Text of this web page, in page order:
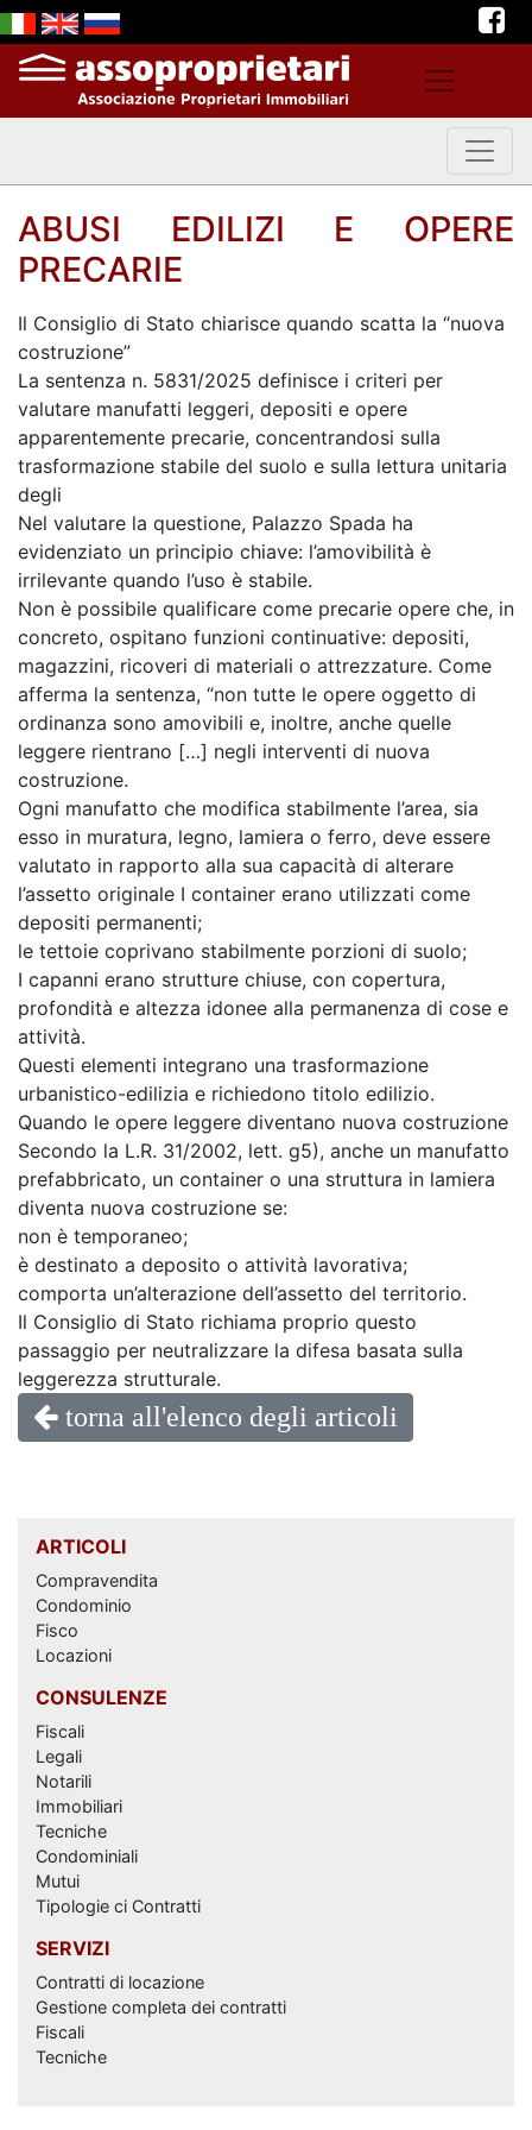
ABUSI EDILIZI E OPERE
PRECARIE
Il Consiglio di Stato chiarisce quando scatta la “nuova
costruzione”
La sentenza n. 5831/2025 definisce i criteri per
valutare manufatti leggeri, depositi e opere
apparentemente precarie, concentrandosi sulla
trasformazione stabile del suolo e sulla lettura unitaria
degli
Nel valutare la questione, Palazzo Spada ha
evidenziato un principio chiave: l’amovibilità è
irrilevante quando l’uso è stabile.
Non è possibile qualificare come precarie opere che, in
concreto, ospitano funzioni continuative: depositi,
magazzini, ricoveri di materiali o attrezzature. Come
afferma la sentenza, “non tutte le opere oggetto di
ordinanza sono amovibili e, inoltre, anche quelle
leggere rientrano […] negli interventi di nuova
costruzione.
Ogni manufatto che modifica stabilmente l’area, sia
esso in muratura, legno, lamiera o ferro, deve essere
valutato in rapporto alla sua capacità di alterare
l’assetto originale I container erano utilizzati come
depositi permanenti;
le tettoie coprivano stabilmente porzioni di suolo;
I capanni erano strutture chiuse, con copertura,
profondità e altezza idonee alla permanenza di cose e
attività.
Questi elementi integrano una trasformazione
urbanistico-edilizia e richiedono titolo edilizio.
Quando le opere leggere diventano nuova costruzione
Secondo la L.R. 31/2002, lett. g5), anche un manufatto
prefabbricato, un container o una struttura in lamiera
diventa nuova costruzione se:
non è temporaneo;
è destinato a deposito o attività lavorativa;
comporta un’alterazione dell’assetto del territorio.
Il Consiglio di Stato richiama proprio questo
passaggio per neutralizzare la difesa basata sulla
leggerezza strutturale.
torna all'elenco degli articoli
ARTICOLI
Compravendita
Condominio
Fisco
Locazioni
CONSULENZE
Fiscali
Legali
Notarili
Immobiliari
Tecniche
Condominiali
Mutui
Tipologie ci Contratti
SERVIZI
Contratti di locazione
Gestione completa dei contratti
Fiscali
Tecniche